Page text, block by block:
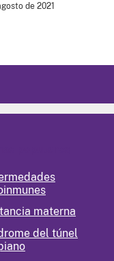
de 2021
materna
del túnel